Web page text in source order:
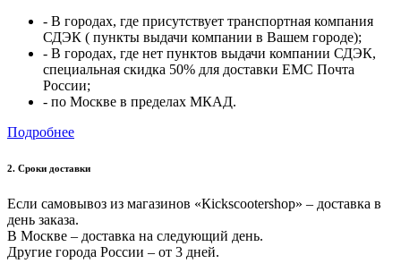
- В городах, где присутствует транспортная компания
СДЭК ( пункты выдачи компании в Вашем городе);
- В городах, где нет пунктов выдачи компании СДЭК,
специальная скидка 50% для доставки ЕМС Почта
России;
- по Москве в пределах МКАД.
Подробнее
2. Cроки доставки
Если самовывоз из магазинов «Кickscootershop» – доставка в
день заказа.
В Москве – доставка на следующий день.
Другие города России – от 3 дней.